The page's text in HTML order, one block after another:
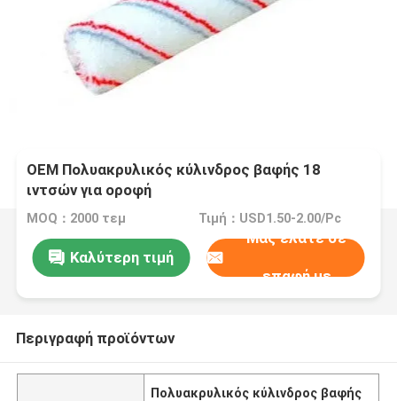
OEM Πολυακρυλικός κύλινδρος βαφής 18
ιντσών για οροφή
MOQ：2000 τεμ Τιμή：USD1.50-2.00/Pc
Καλύτερη τιμή
Μας ελάτε σε
επαφή με
Περιγραφή προϊόντων
Πολυακρυλικός κύλινδρος βαφής